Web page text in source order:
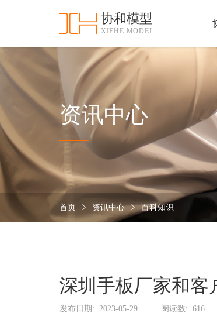
协和模型
XIEHE MODEL
资讯中心
首页 资讯中心 百科知识
深圳手板厂家和客
发布日期: 2023-05-29 阅读数: 616
和
首
页
手
型
资
认
加
实
保
密
施